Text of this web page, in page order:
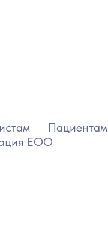
Пациентам
ЕОО